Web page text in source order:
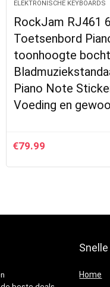
ELEKTRONISCHE KEYBOARDS
RockJam RJ461
Toetsenbord
toonhoogte bocht
Piano Note
Voeding en
€79.99
Home